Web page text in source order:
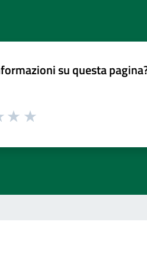
su questa